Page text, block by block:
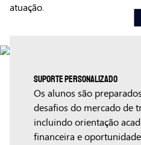
atuação.
Suporte Personalizado
Os alunos são
desafios do mercado de
incluindo orientação
financeira e